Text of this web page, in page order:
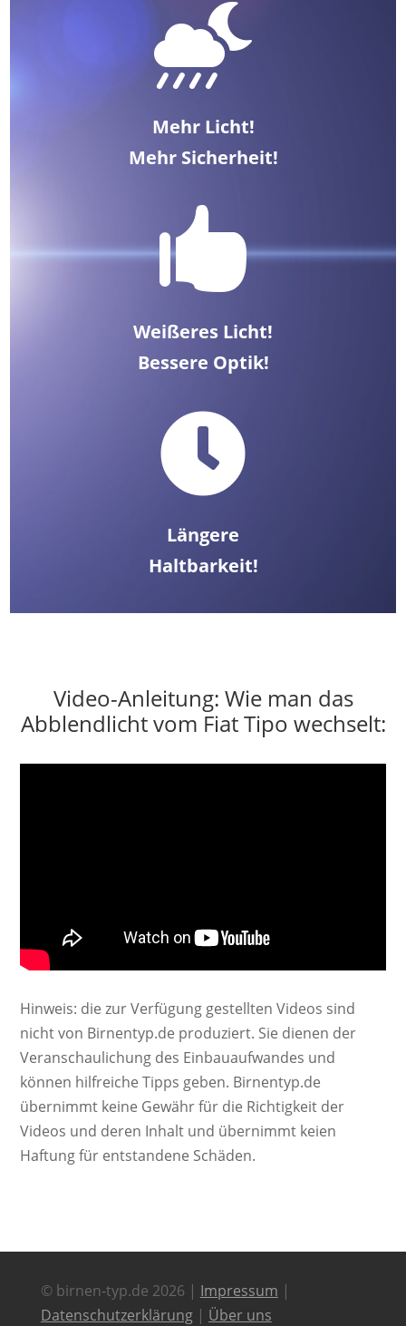

Mehr Licht!
Mehr Sicherheit!

Weißeres Licht!
Bessere Optik!

Längere
Haltbarkeit!
Video-Anleitung: Wie man das
Abblendlicht vom Fiat Tipo wechselt:
Hinweis: die zur Verfügung gestellten Videos sind
nicht von Birnentyp.de produziert. Sie dienen der
Veranschaulichung des Einbauaufwandes und
können hilfreiche Tipps geben. Birnentyp.de
übernimmt keine Gewähr für die Richtigkeit der
Videos und deren Inhalt und übernimmt keien
Haftung für entstandene Schäden.
© birnen-typ.de 2026 | Impressum |
Datenschutzerklärung| Über uns